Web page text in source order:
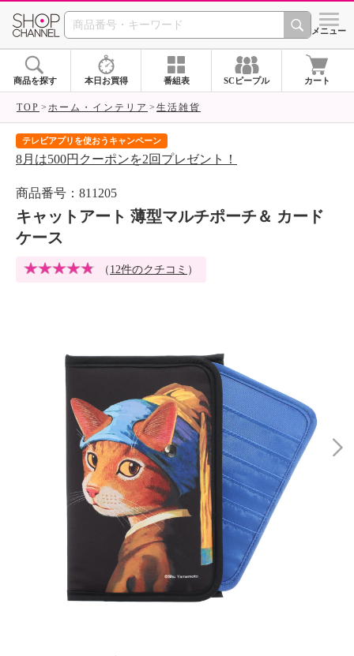
SHOP CHANNEL シメニュー
商品を探す 本日お買得 番組表 SCピープル カート
TOP ホーム・インテリア 生活雑貨
テレビアプリを使おうキャンペーン
8月は500円クーポンを2回プレゼント！
商品番号：811205
キャットアート 薄型マルチポーチ＆ カード
ケース
（ 12件のクチコミ ）